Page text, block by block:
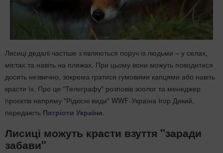
Лисиці дедалі частіше з’являються поруч із людьми – у селах,
містах та навіть на пляжах. При цьому вони можуть поводитися
досить незвично, зокрема гратися гумовими капцями або навіть
красти їх. Про це "Телеграфу" розповів зоолог та менеджер
проєктів напряму "Рідкісні види" WWF-Україна Ігор Дикий,
передають Патріоти України
Лисиці можуть красти взуття "заради
забави"